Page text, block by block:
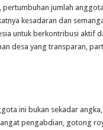
jumlah anggota
kesadaran dan
untuk berkontribusi aktif
desa yang transparan,
ini bukan sekadar
pengabdian, gotong